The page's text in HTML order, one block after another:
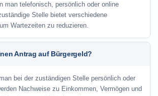
man telefonisch, persönlich oder online
Stelle bietet verschiedene
Wartezeiten zu reduzieren.
Antrag auf Bürgergeld?
bei der zuständigen Stelle persönlich oder
Nachweise zu Einkommen, Vermögen und